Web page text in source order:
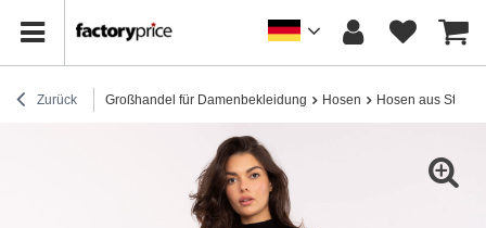
Zurück Großhandel für Damenbekleidung Hosen Hosen aus Stoff